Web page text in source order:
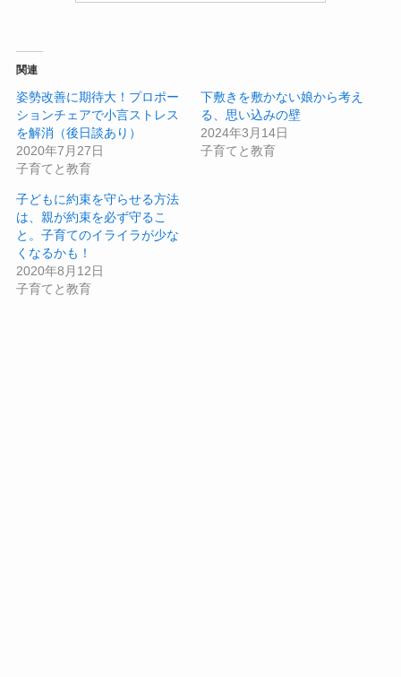
関連
姿勢改善に期待大！プロポー
ションチェアで小言ストレス
を解消（後日談あり）
2020年7月27日
子育てと教育
下敷きを敷かない娘から考え
る、思い込みの壁
2024年3月14日
子育てと教育
子どもに約束を守らせる方法
は、親が約束を必ず守るこ
と。子育てのイライラが少な
くなるかも！
2020年8月12日
子育てと教育